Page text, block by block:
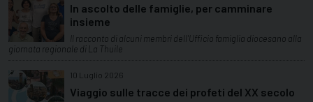
In ascolto delle famiglie, per camminare
insieme
Il racconto di alcuni membri dell'Ufficio famiglia diocesano alla
giornata regionale di La Thuile
10 Luglio 2026
Viaggio sulle tracce dei profeti del XX secolo